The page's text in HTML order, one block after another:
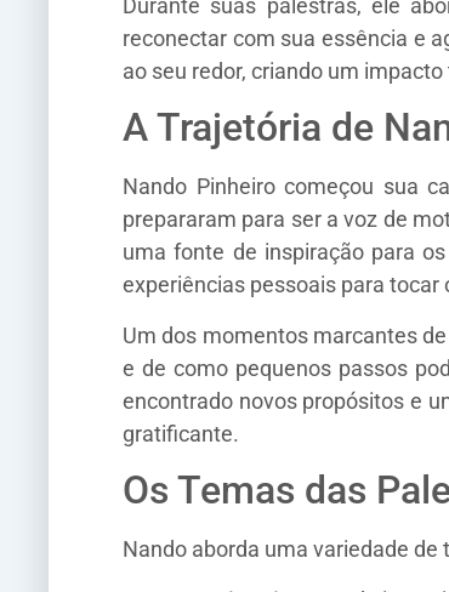
Durante suas palestras, ele
reconectar com sua essência e
ao seu redor, criando um
A Trajetória de
Nando Pinheiro começou sua
prepararam para ser a voz de
uma fonte de inspiração para
experiências pessoais para tocar
Um dos momentos marcantes
e de como pequenos passos
encontrado novos propósitos e
gratificante.
Os Temas das
Nando aborda uma variedade